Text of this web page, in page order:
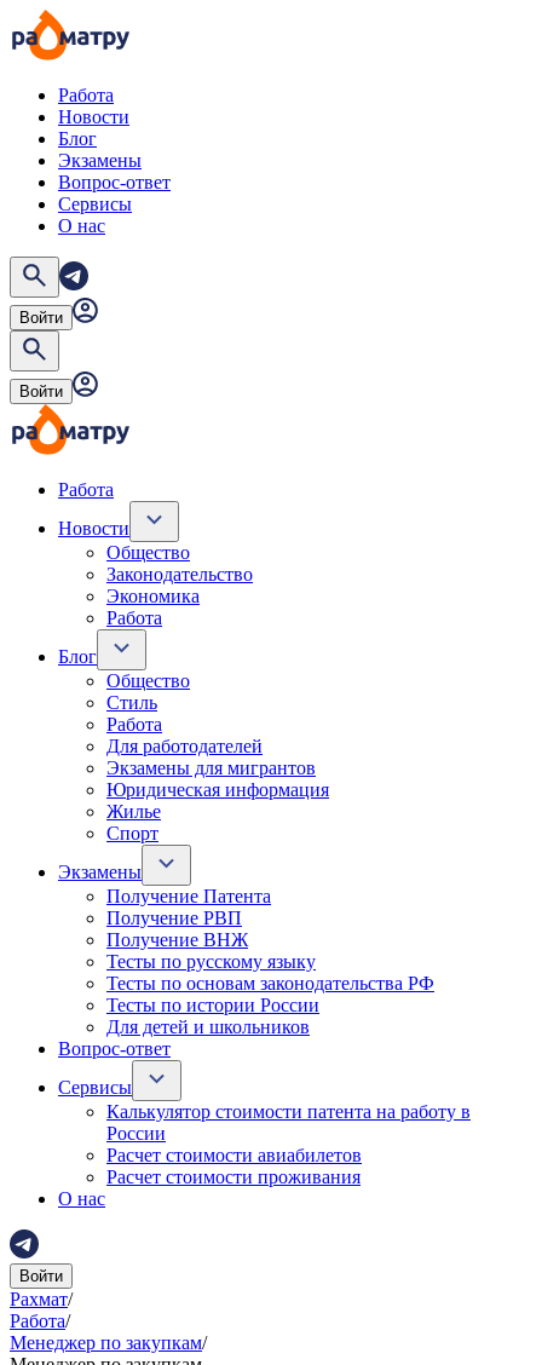
Работа
Новости
Блог
Экзамены
Вопрос-ответ
Сервисы
О нас
Войти
Войти
Работа
Новости
Общество
Законодательство
Экономика
Работа
Блог
Общество
Стиль
Работа
Для работодателей
Экзамены для мигрантов
Юридическая информация
Жилье
Спорт
Экзамены
Получение Патента
Получение РВП
Получение ВНЖ
Тесты по русскому языку
Тесты по основам законодательства РФ
Тесты по истории России
Для детей и школьников
Вопрос-ответ
Сервисы
Калькулятор стоимости патента на работу в
России
Расчет стоимости авиабилетов
Расчет стоимости проживания
О нас
Войти
Рахмат/
Работа/
Менеджер по закупкам/